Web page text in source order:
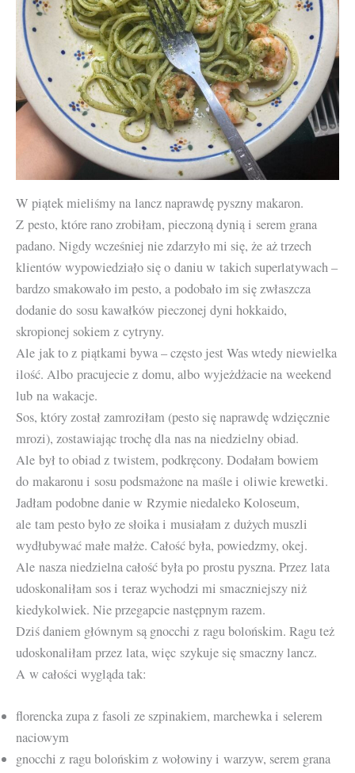
W piątek mieliśmy na lancz naprawdę pyszny makaron.
Z pesto, które rano zrobiłam, pieczoną dynią i serem grana
padano. Nigdy wcześniej nie zdarzyło mi się, że aż trzech
klientów wypowiedziało się o daniu w takich superlatywach –
bardzo smakowało im pesto, a podobało im się zwłaszcza
dodanie do sosu kawałków pieczonej dyni hokkaido,
skropionej sokiem z cytryny.
Ale jak to z piątkami bywa – często jest Was wtedy niewielka
ilość. Albo pracujecie z domu, albo wyjeżdżacie na weekend
lub na wakacje.
Sos, który został zamroziłam (pesto się naprawdę wdzięcznie
mrozi), zostawiając trochę dla nas na niedzielny obiad.
Ale był to obiad z twistem, podkręcony. Dodałam bowiem
do makaronu i sosu podsmażone na maśle i oliwie krewetki.
Jadłam podobne danie w Rzymie niedaleko Koloseum,
ale tam pesto było ze słoika i musiałam z dużych muszli
wydłubywać małe małże. Całość była, powiedzmy, okej.
Ale nasza niedzielna całość była po prostu pyszna. Przez lata
udoskonaliłam sos i teraz wychodzi mi smaczniejszy niż
kiedykolwiek. Nie przegapcie następnym razem.
Dziś daniem głównym są gnocchi z ragu bolońskim. Ragu też
udoskonaliłam przez lata, więc szykuje się smaczny lancz.
A w całości wygląda tak:
florencka zupa z fasoli ze szpinakiem, marchewka i selerem
naciowym
gnocchi z ragu bolońskim z wołowiny i warzyw, serem grana